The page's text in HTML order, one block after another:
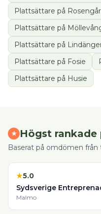
Plattsättare på
Plattsättare på
Plattsättare på
Plattsättare på Fosie
Plattsättare på Husie
★ Högst rankade
Baserat på omdömen från
★5.0
Sydsverige
Malmo